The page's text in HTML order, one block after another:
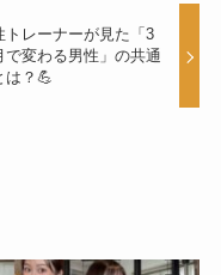
トレーナーが見た「3
で変わる男性」の共通
は？💪